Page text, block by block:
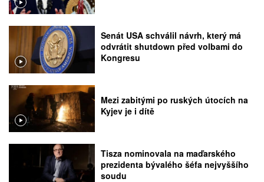
Senát USA schválil návrh, který má
odvrátit shutdown před volbami do
Kongresu
Mezi zabitými po ruských útocích na
Kyjev je i dítě
Tisza nominovala na maďarského
prezidenta bývalého šéfa nejvyššího
soudu